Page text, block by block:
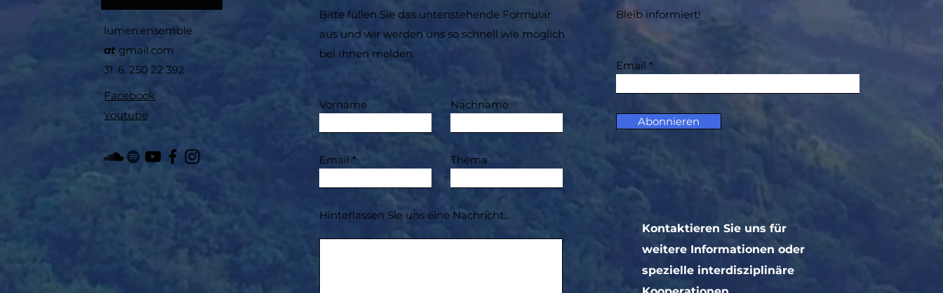
lumen.ensemble
at gmail.com
31. 6. 250 22 392
Facebook
Youtube
Bitte füllen Sie das untenstehende Formular
aus und wir werden uns so schnell wie möglich
bei Ihnen melden
Vorname Nachname
Email Thema
Hinterlassen Sie uns eine Nachricht...
Bleib informiert!
Email
Abonnieren
Kontaktieren Sie uns für
weitere Informationen oder
spezielle interdisziplinäre